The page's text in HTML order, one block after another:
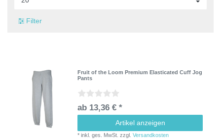
Filter
Fruit of the Loom Premium Elasticated Cuff Jog
Pants
ab 13,36 € *
Artikel anzeigen
*inkl. ges. MwSt. zzgl.Versandkosten